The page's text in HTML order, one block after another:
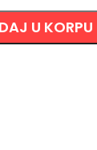
U KORPU